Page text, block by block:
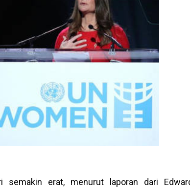
semakin erat, menurut laporan dari